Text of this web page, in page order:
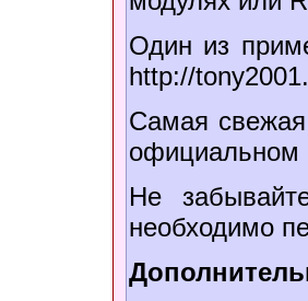
Один из
http://
Самая свежая
официальном
Не
необходимо